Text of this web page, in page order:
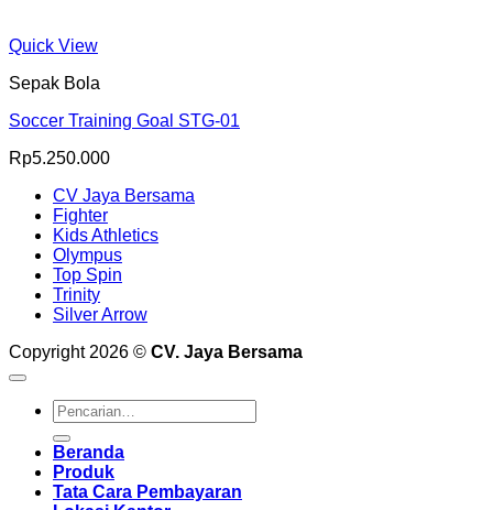
Quick View
Sepak Bola
Soccer Training Goal STG-01
Rp5.250.000
CV Jaya Bersama
Fighter
Kids Athletics
Olympus
Top Spin
Trinity
Silver Arrow
Copyright 2026 © CV. Jaya Bersama
Pencarian
untuk:
Beranda
Produk
Tata Cara Pembayaran